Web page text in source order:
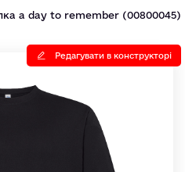
a day to remember (00800045)
Редагувати в конструкторі